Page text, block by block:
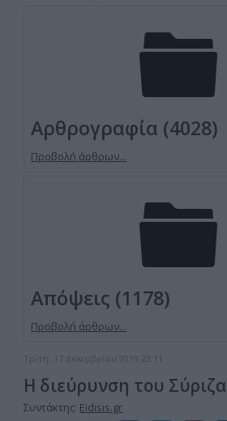
Αρθρογραφία (4028)
Προβολή άρθρων...
Απόψεις (1178)
Προβολή άρθρων...
Τρίτη, 17 Δεκεμβρίου 2019 23:11
Η διεύρυνση του Σύριζα
Συντάκτης: Eidisis.gr